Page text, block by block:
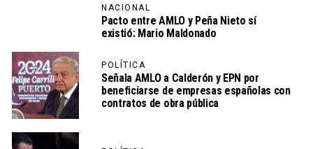
NACIONAL
Pacto entre AMLO y Peña Nieto sí
existió: Mario Maldonado
POLÍTICA
Señala AMLO a Calderón y EPN por
beneficiarse de empresas españolas con
contratos de obra pública